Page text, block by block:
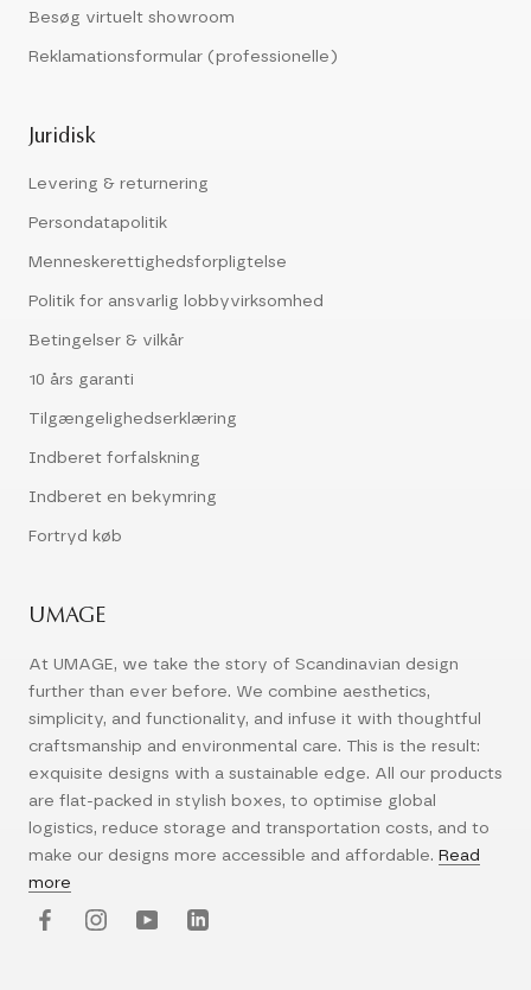
Besøg virtuelt showroom
Reklamationsformular (professionelle)
Juridisk
Levering & returnering
Persondatapolitik
Menneskerettighedsforpligtelse
Politik for ansvarlig lobbyvirksomhed
Betingelser & vilkår
10 års garanti
Tilgængelighedserklæring
Indberet forfalskning
Indberet en bekymring
Fortryd køb
UMAGE
At UMAGE, we take the story of Scandinavian design
further than ever before. We combine aesthetics,
simplicity, and functionality, and infuse it with thoughtful
craftsmanship and environmental care. This is the result:
exquisite designs with a sustainable edge. All our products
are flat-packed in stylish boxes, to optimise global
logistics, reduce storage and transportation costs, and to
make our designs more accessible and affordable. Read
more